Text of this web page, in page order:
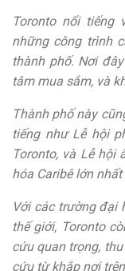
Toronto nổi tiếng
những công trình
thành phố. Nơi
tâm mua sắm, và
Thành phố này
tiếng như Lễ hội
Toronto, và Lễ hội
hóa Caribê lớn
Với các trường đại
thế giới, Toronto
cứu quan trọng,
cứu từ khắp nơi